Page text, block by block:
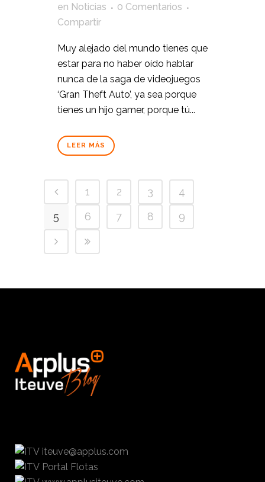
en Noticias
0 Comentarios
Compartir
Muy alejado del mundo tienes que
estar para no haber oído hablar
nunca de la saga de videojuegos
‘Gran Theft Auto’, ya sea porque
tienes un hijo gamer, porque tú...
LEER MÁS
1 2 3
4
5
6 7 8 9
iteuve@applus.com
Portal Flotas